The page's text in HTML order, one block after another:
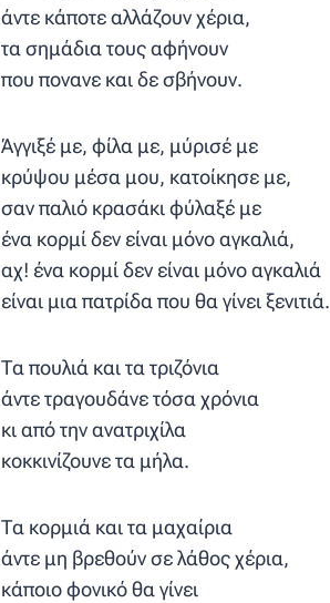
άντε κάποτε αλλάζουν χέρια,
τα σημάδια τους αφήνουν
που πονανε και δε σβήνουν.
Άγγιξέ με, φίλα με, μύρισέ με
κρύψου μέσα μου, κατοίκησε με,
σαν παλιό κρασάκι φύλαξέ με
ένα κορμί δεν είναι μόνο αγκαλιά,
αχ! ένα κορμί δεν είναι μόνο αγκαλιά
είναι μια πατρίδα που θα γίνει ξενιτιά.
Τα πουλιά και τα τριζόνια
άντε τραγουδάνε τόσα χρόνια
κι από την ανατριχίλα
κοκκινίζουνε τα μήλα.
Τα κορμιά και τα μαχαίρια
άντε μη βρεθούν σε λάθος χέρια,
κάποιο φονικό θα γίνει